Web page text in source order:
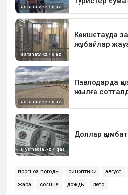
прогноз погоды синоптики август
жара солнце дождь лето